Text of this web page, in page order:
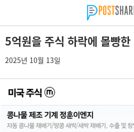
5억원을 주식 하락에 몰빵한
2025년 10월 13일